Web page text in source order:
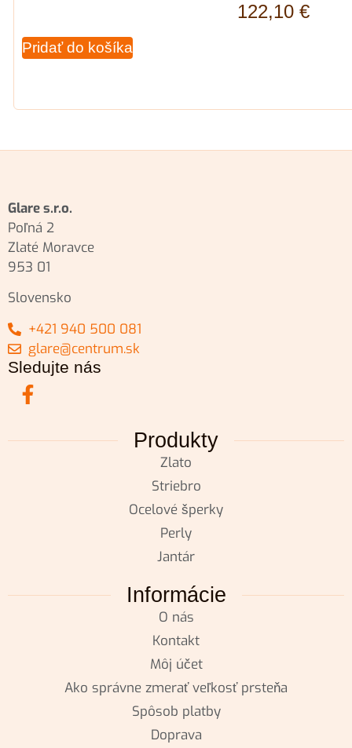
122,10 €
Pridať do košíka
Glare s.r.o.
Poľná 2
Zlaté Moravce
953 01
Slovensko
+421 940 500 081
glare@centrum.sk
Sledujte nás
Produkty
Zlato
Striebro
Ocelové šperky
Perly
Jantár
Informácie
O nás
Kontakt
Môj účet
Ako správne zmerať veľkosť prsteňa
Spôsob platby
Doprava